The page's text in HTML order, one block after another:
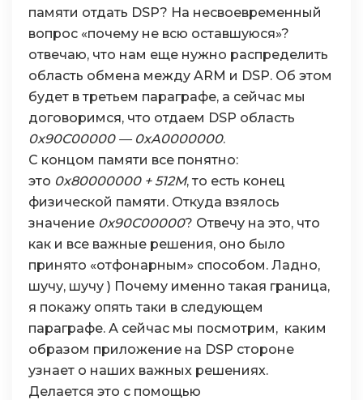
памяти отдать DSP? На несвоевременный
вопрос «почему не всю оставшуюся»?
отвечаю, что нам еще нужно распределить
область обмена между ARM и DSP. Об этом
будет в третьем параграфе, а сейчас мы
договоримся, что отдаем DSP область
0x90C00000 — 0xA0000000.
С концом памяти все понятно:
это 0x80000000 + 512М, то есть конец
физической памяти. Откуда взялось
значение 0x90C00000? Отвечу на это, что
как и все важные решения, оно было
принято «отфонарным» способом. Ладно,
шучу, шучу ) Почему именно такая граница,
я покажу опять таки в следующем
параграфе. А сейчас мы посмотрим, каким
образом приложение на DSP стороне
узнает о наших важных решениях.
Делается это с помощью